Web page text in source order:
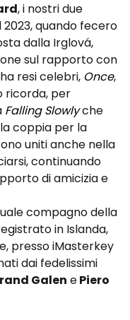
, i nostri due
quando fecero
dalla Irglová,
sul rapporto con
resi celebri, Once,
ricorda, per
Falling Slowlyche
coppia per la
uniti anche nella
continuando
di amicizia e
compagno della
in Islanda,
presso iMasterkey
dai fedelissimi
Galen ePiero